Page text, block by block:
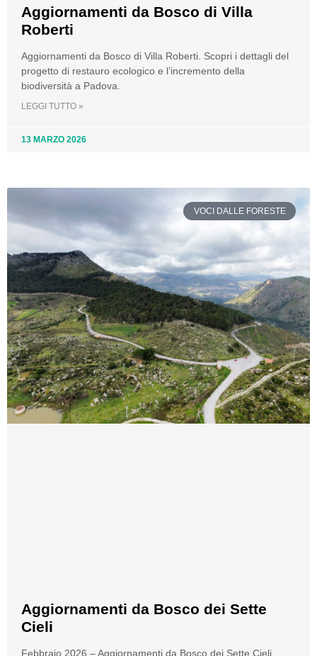
Aggiornamenti da Bosco di Villa
Roberti
Aggiornamenti da Bosco di Villa Roberti. Scopri i dettagli del
progetto di restauro ecologico e l’incremento della
biodiversità a Padova.
LEGGI TUTTO »
13 MARZO 2026
VOCI DALLE FORESTE
Aggiornamenti da Bosco dei Sette
Cieli
Febbraio 2026 – Aggiornamenti da Bosco dei Sette Cieli